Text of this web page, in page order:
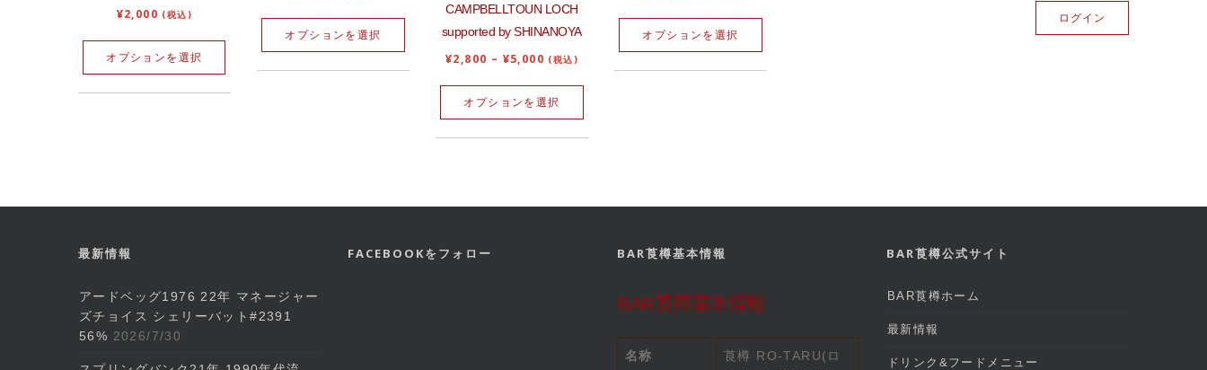
¥2,000 (税込)
オプションを選択
オプションを選択
CAMPBELLTOUN LOCH
supported by SHINANOYA
¥2,800 – ¥5,000 (税込)
オプションを選択
オプションを選択
最新情報
アードベッグ1976 22年 マネージャー
ズチョイス シェリーバット#2391
56% 2026/7/30
FACEBOOKをフォロー BAR莨樽基本情報
BAR莨樽基本情報
名称
莨樽 RO-TARU(ロ
BAR莨樽公式サイト
BAR莨樽ホーム
最新情報
ドリンク&フードメニュー